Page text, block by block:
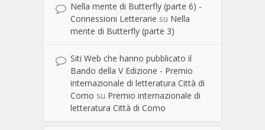
Nella mente di Butterfly (parte 6) -
Connessioni Letterarie su Nella
mente di Butterfly (parte 3)
Siti Web che hanno pubblicato il
Bando della V Edizione - Premio
internazionale di letteratura Città di
Como su Premio internazionale di
letteratura Città di Como